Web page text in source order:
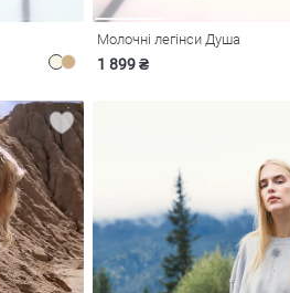
Молочні легінси Душа
1 899 ₴